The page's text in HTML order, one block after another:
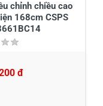
chỉnh chiều cao
168cm CSPS
đ